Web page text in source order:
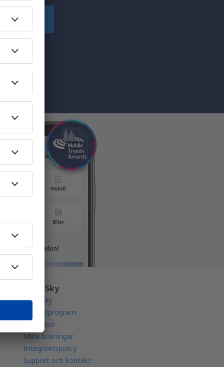
mig
Om eSky
Om eSky
Partnerprogram
Köpvillkor
Mina bokningar
Integritetspolicy
Support och kontakt